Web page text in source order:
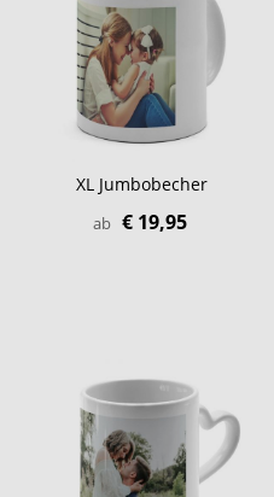
XL Jumbobecher
ab € 19,95